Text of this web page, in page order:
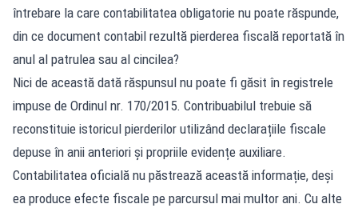
întrebare la care contabilitatea obligatorie nu poate răspunde,
din ce document contabil rezultă pierderea fiscală reportată în
anul al patrulea sau al cincilea?
Nici de această dată răspunsul nu poate fi găsit în registrele
impuse de Ordinul nr. 170/2015. Contribuabilul trebuie să
reconstituie istoricul pierderilor utilizând declarațiile fiscale
depuse în anii anteriori și propriile evidențe auxiliare.
Contabilitatea oficială nu păstrează această informație, deși
ea produce efecte fiscale pe parcursul mai multor ani. Cu alte